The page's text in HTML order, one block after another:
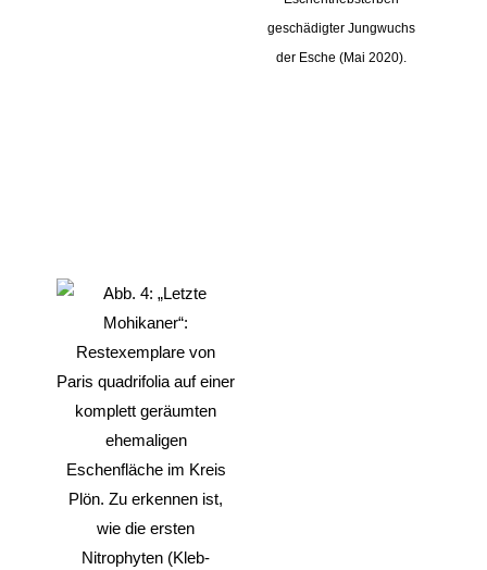
geschädigter Jungwuchs
der Esche (Mai 2020).